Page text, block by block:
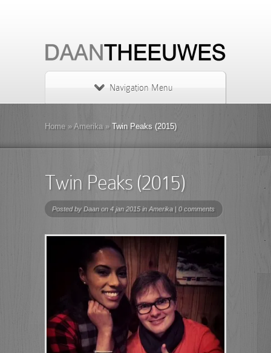
Navigation Menu
Home » Amerika »Twin Peaks (2015)
Twin Peaks (2015)
Posted by Daan on 4 jan 2015 in Amerika | 0 comments